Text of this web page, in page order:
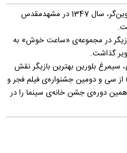
رضا عطاران، بازیگر، کارگردان، نویسنده و تدوین‌گر، سال 1347 در مشهدمقدس
نویسنده و بازیگر در مجموعه‌ی «ساعت خوش» به
گذاشت.
سیمرغ بلورین بهترین بازیگر نقش
مرد برای فیلم «طبقه‌ی حساس» (1392) از سی و دومین جشنواره‌ی فیلم فجر و
دوره‌ی جشن خانه‌ی سینما را در